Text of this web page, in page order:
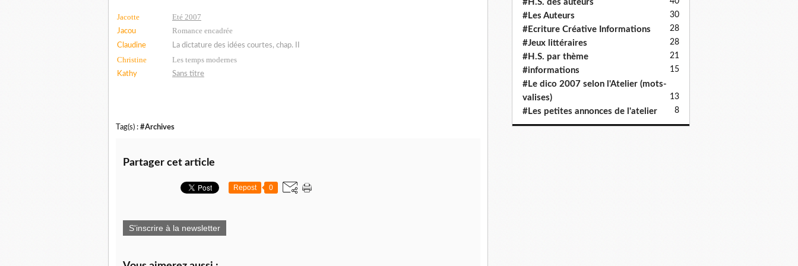
Jacotte Eté 2007
Jacou Romance encadrée
Claudine La dictature des idées courtes, chap. II
Christine Les temps modernes
Kathy Sans titre
Tag(s) : #Archives
Partager cet article
Repost 0
S'inscrire à la newsletter
#H.S. des auteurs
#Les Auteurs 30
#Ecriture Créative Informations 28
#Jeux littéraires 28
#H.S. par thème 21
#informations 15
#Le dico 2007 selon l'Atelier (mots-
valises)
13
#Les petites annonces de l'atelier 8